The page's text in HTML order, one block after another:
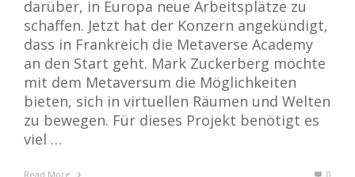
darüber, in Europa neue Arbeitsplätze zu
schaffen. Jetzt hat der Konzern angekündigt,
dass in Frankreich die Metaverse Academy
an den Start geht. Mark Zuckerberg möchte
mit dem Metaversum die Möglichkeiten
bieten, sich in virtuellen Räumen und Welten
zu bewegen. Für dieses Projekt benötigt es
viel …
Read More 0